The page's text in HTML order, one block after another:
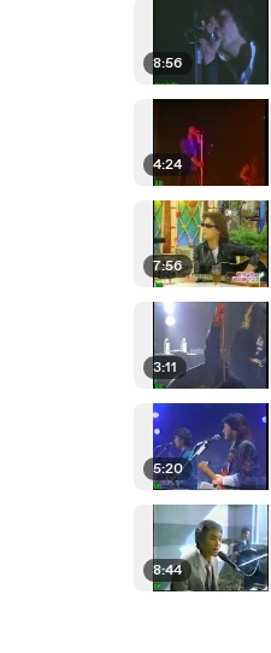
8:56
4:24
7:56
3:11
5:20
8:44